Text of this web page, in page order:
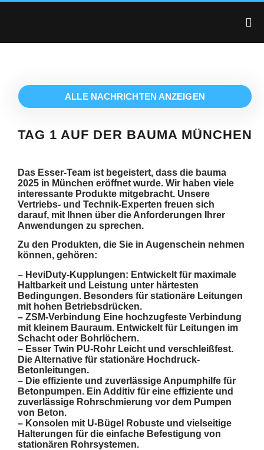
ALLE NACHRICHTEN ANZEIGEN
TAG 1 AUF DER BAUMA MÜNCHEN
Das Esser-Team ist begeistert, dass die bauma
2025 in München eröffnet wurde. Wir haben viele
interessante Produkte mitgebracht. Unsere
Vertriebs- und Technik-Experten freuen sich
darauf, mit Ihnen über die Anforderungen Ihrer
Anwendungen zu sprechen.
Zu den Produkten, die Sie in Augenschein nehmen
können, gehören:
– HeviDuty-Kupplungen: Entwickelt für maximale
Haltbarkeit und Leistung unter härtesten
Bedingungen. Besonders für stationäre Leitungen
mit hohen Betriebsdrücken.
– ZSM-Verbindung Eine hochzugfeste Verbindung
mit kleinem Bauraum. Entwickelt für Leitungen im
Schacht oder Bohrlöchern.
– Esser Twin PU-Rohr Leicht und verschleißfest.
Die Alternative für stationäre Hochdruck-
Betonleitungen.
– Die effiziente und zuverlässige Anpumphilfe für
Betonpumpen. Ein Additiv für eine effiziente und
zuverlässige Rohrschmierung vor dem Pumpen
von Beton.
– Konsolen mit U-Bügel
Robuste und vielseitige
Halterungen für die einfache Befestigung von
stationären Rohrsystemen.